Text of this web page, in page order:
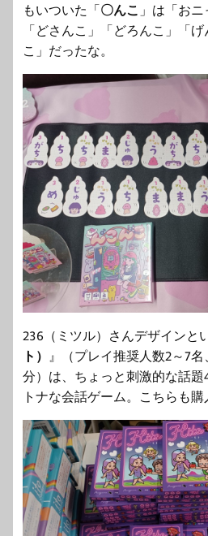
もいついた「〇んこ 」は「お
「どさんこ」「どろんこ」「
こ」だったな。
236（ミツル）さんデザインと
ト）
』（プレイ推奨人数2～7
分）は、ちょっと刺激的な話
トナな会話ゲーム。こちらも購